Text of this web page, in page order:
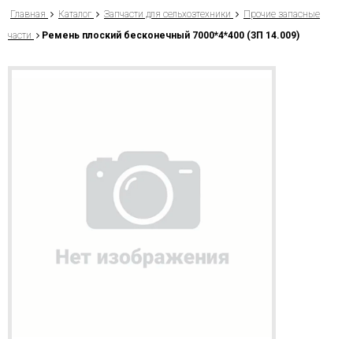
Главная Каталог Запчасти для сельхозтехники
Прочие запасные
части
Ремень плоский бесконечный 7000*4*400 (ЗП 14.009)